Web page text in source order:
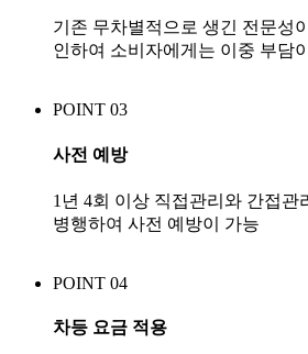
기존 무차별적으로 생긴 전문성
인하여 소비자에게는 이중 부담
POINT 03
사전 예방
1년 4회 이상 직접관리와 간접관
병행하여 사전 예방이 가능
POINT 04
차등 요금 적용